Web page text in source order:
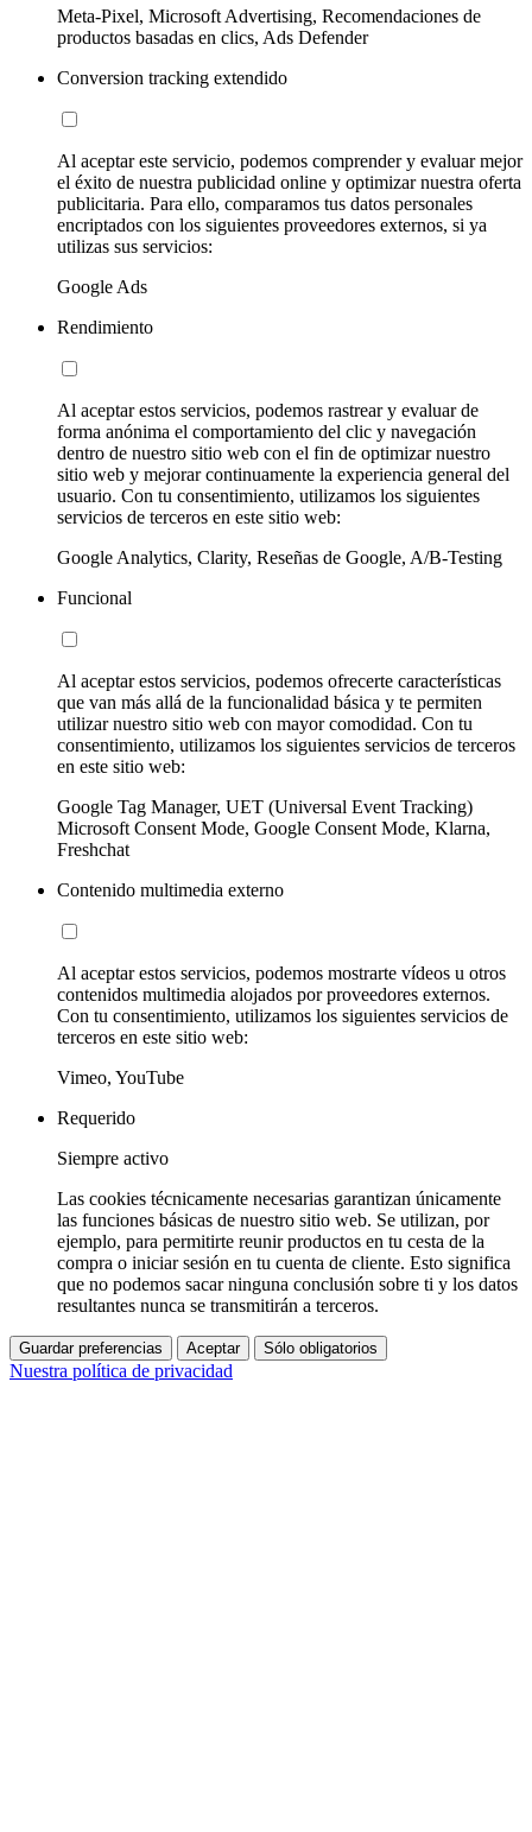
Meta-Pixel, Microsoft Advertising, Recomendaciones de
productos basadas en clics, Ads Defender
Conversion tracking extendido
Al aceptar este servicio, podemos comprender y evaluar mejor
el éxito de nuestra publicidad online y optimizar nuestra oferta
publicitaria. Para ello, comparamos tus datos personales
encriptados con los siguientes proveedores externos, si ya
utilizas sus servicios:
Google Ads
Rendimiento
Al aceptar estos servicios, podemos rastrear y evaluar de
forma anónima el comportamiento del clic y navegación
dentro de nuestro sitio web con el fin de optimizar nuestro
sitio web y mejorar continuamente la experiencia general del
usuario. Con tu consentimiento, utilizamos los siguientes
servicios de terceros en este sitio web:
Google Analytics, Clarity, Reseñas de Google, A/B-Testing
Funcional
Al aceptar estos servicios, podemos ofrecerte características
que van más allá de la funcionalidad básica y te permiten
utilizar nuestro sitio web con mayor comodidad. Con tu
consentimiento, utilizamos los siguientes servicios de terceros
en este sitio web:
Google Tag Manager, UET (Universal Event Tracking)
Microsoft Consent Mode, Google Consent Mode, Klarna,
Freshchat
Contenido multimedia externo
Al aceptar estos servicios, podemos mostrarte vídeos u otros
contenidos multimedia alojados por proveedores externos.
Con tu consentimiento, utilizamos los siguientes servicios de
terceros en este sitio web:
Vimeo, YouTube
Requerido
Siempre activo
Las cookies técnicamente necesarias garantizan únicamente
las funciones básicas de nuestro sitio web. Se utilizan, por
ejemplo, para permitirte reunir productos en tu cesta de la
compra o iniciar sesión en tu cuenta de cliente. Esto significa
que no podemos sacar ninguna conclusión sobre ti y los datos
resultantes nunca se transmitirán a terceros.
Guardar preferencias Aceptar Sólo obligatorios
Nuestra política de privacidad